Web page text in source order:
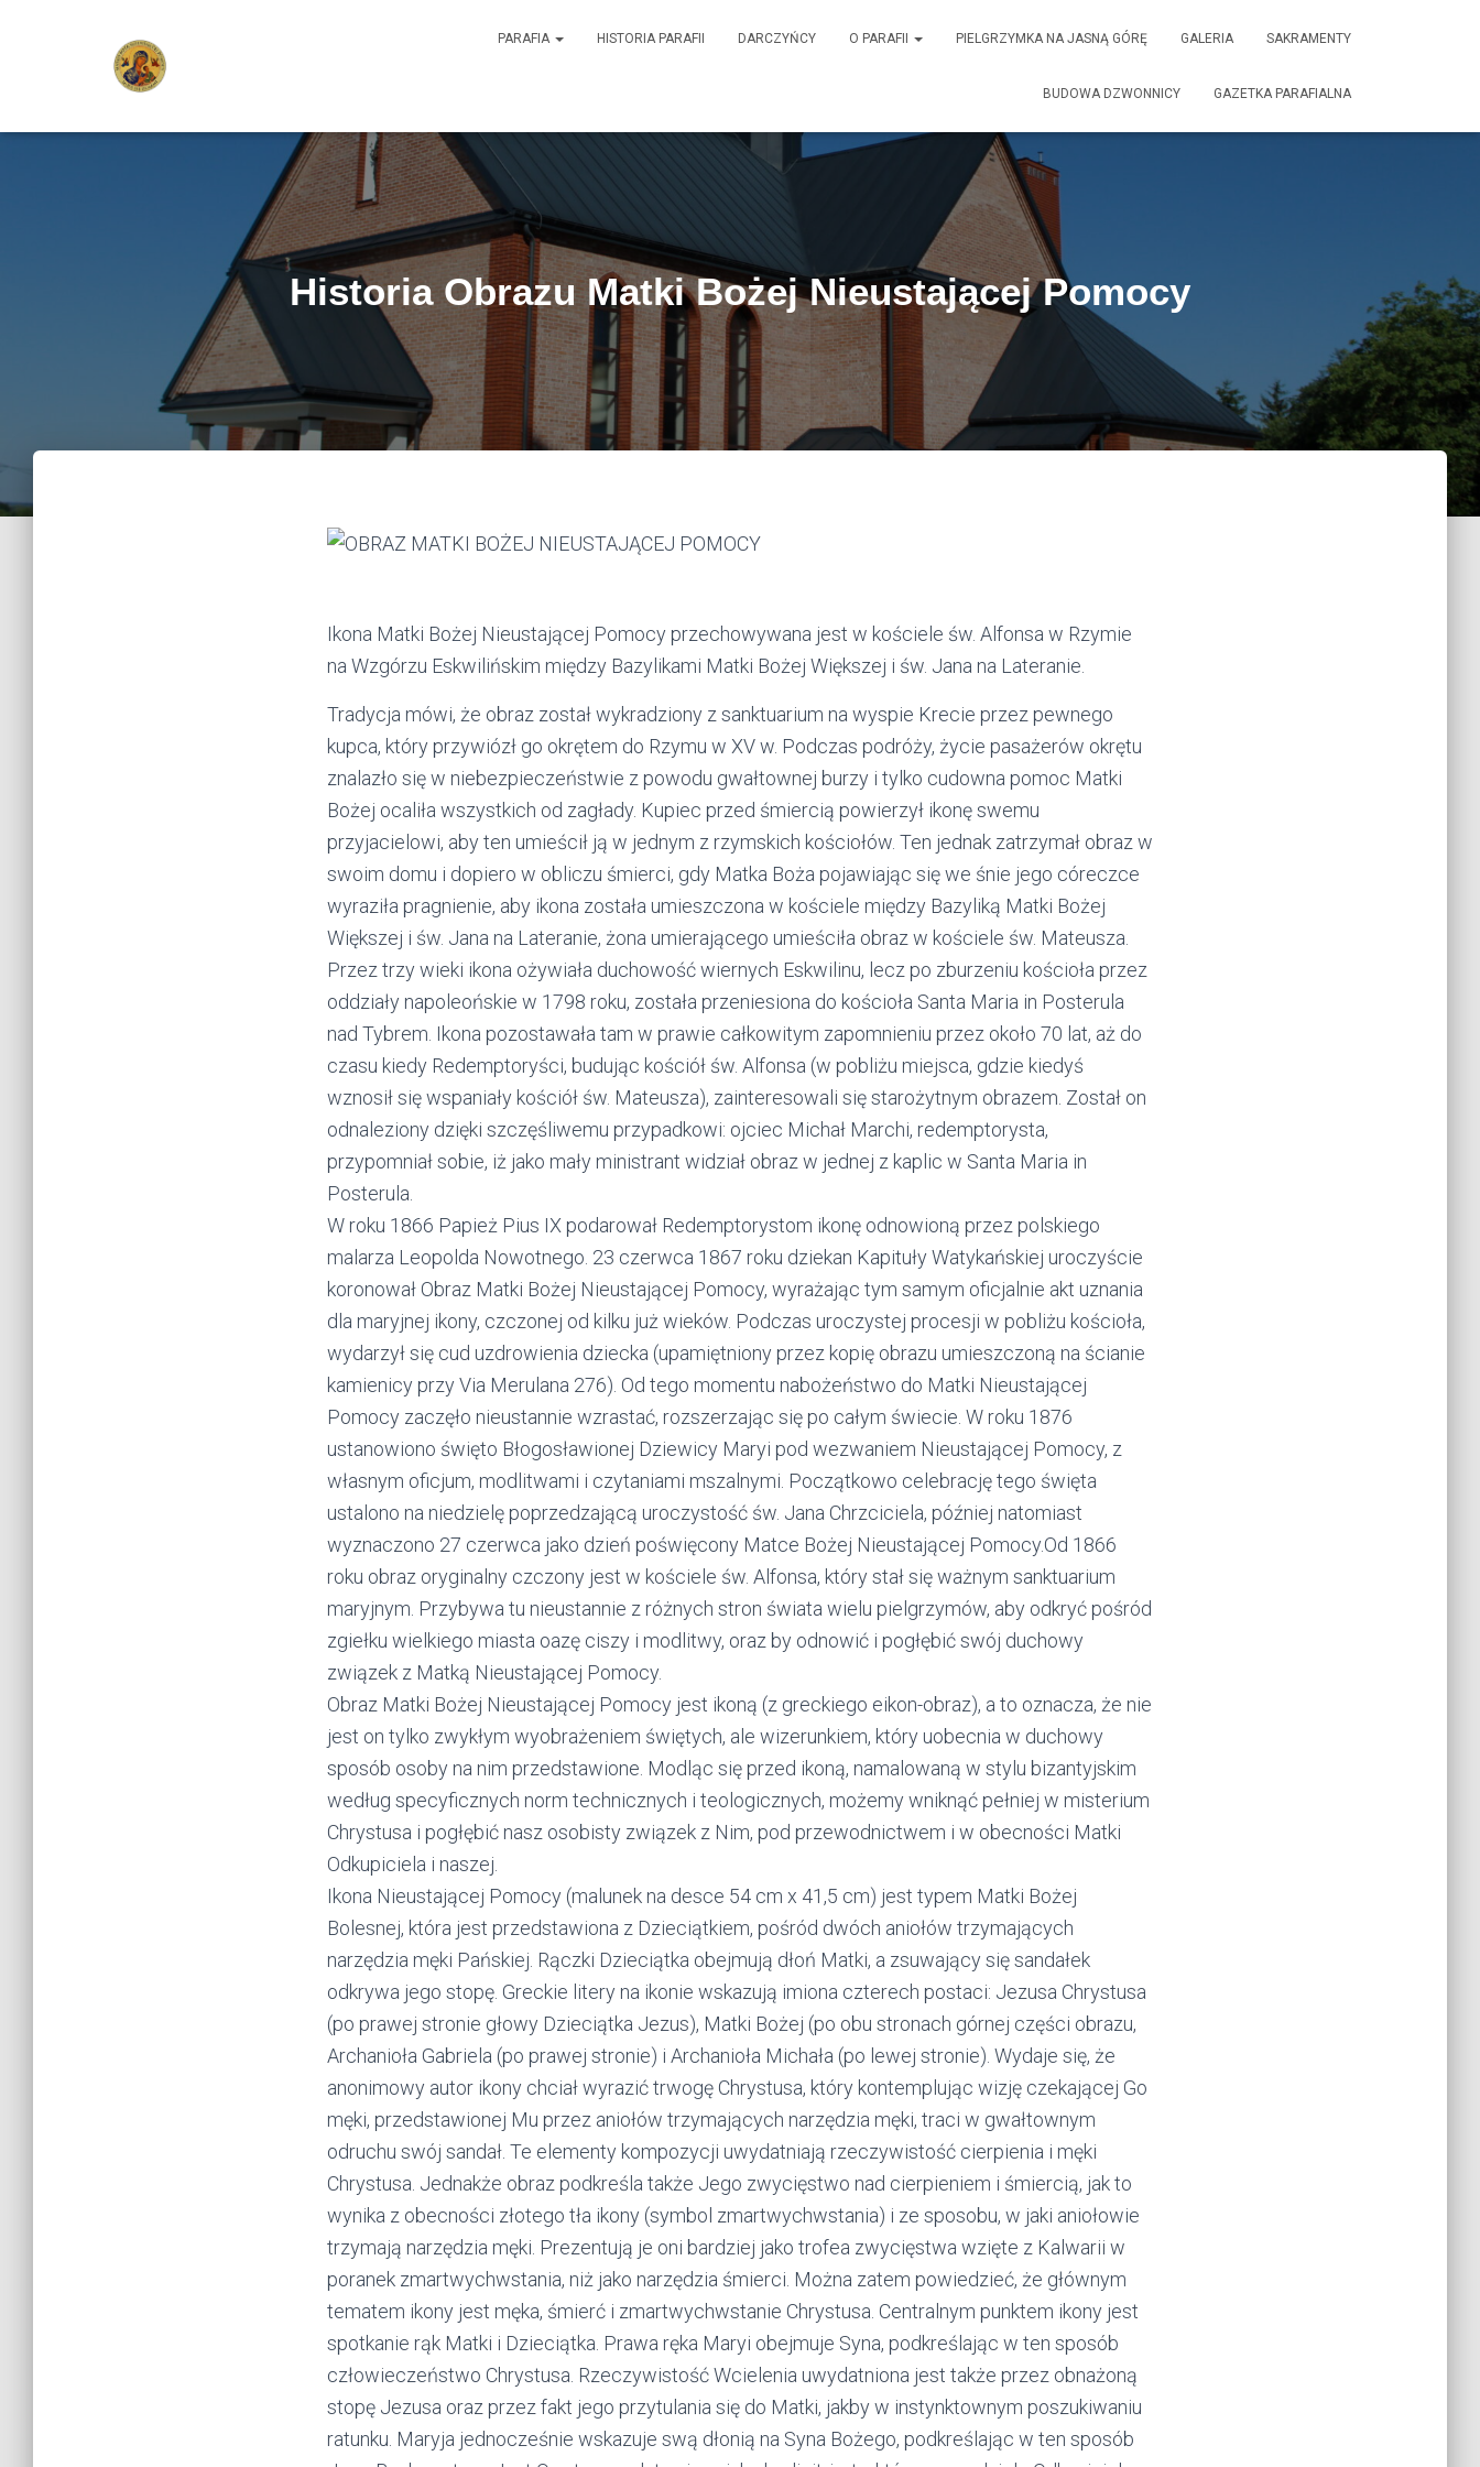
PARAFIA HISTORIA PARAFII DARCZYŃCY O PARAFII PIELGRZYMKA NA JASNĄ GÓRĘ GALERIA SAKRAMENTY
BUDOWA DZWONNICY GAZETKA PARAFIALNA
Historia Obrazu Matki Bożej Nieustającej Pomocy
Ikona Matki Bożej Nieustającej Pomocy przechowywana jest w kościele św. Alfonsa w Rzymie
na Wzgórzu Eskwilińskim między Bazylikami Matki Bożej Większej i św. Jana na Lateranie.
Tradycja mówi, że obraz został wykradziony z sanktuarium na wyspie Krecie przez pewnego
kupca, który przywiózł go okrętem do Rzymu w XV w. Podczas podróży, życie pasażerów okrętu
znalazło się w niebezpieczeństwie z powodu gwałtownej burzy i tylko cudowna pomoc Matki
Bożej ocaliła wszystkich od zagłady. Kupiec przed śmiercią powierzył ikonę swemu
przyjacielowi, aby ten umieścił ją w jednym z rzymskich kościołów. Ten jednak zatrzymał obraz w
swoim domu i dopiero w obliczu śmierci, gdy Matka Boża pojawiając się we śnie jego córeczce
wyraziła pragnienie, aby ikona została umieszczona w kościele między Bazyliką Matki Bożej
Większej i św. Jana na Lateranie, żona umierającego umieściła obraz w kościele św. Mateusza.
Przez trzy wieki ikona ożywiała duchowość wiernych Eskwilinu, lecz po zburzeniu kościoła przez
oddziały napoleońskie w 1798 roku, została przeniesiona do kościoła Santa Maria in Posterula
nad Tybrem. Ikona pozostawała tam w prawie całkowitym zapomnieniu przez około 70 lat, aż do
czasu kiedy Redemptoryści, budując kościół św. Alfonsa (w pobliżu miejsca, gdzie kiedyś
wznosił się wspaniały kościół św. Mateusza), zainteresowali się starożytnym obrazem. Został on
odnaleziony dzięki szczęśliwemu przypadkowi: ojciec Michał Marchi, redemptorysta,
przypomniał sobie, iż jako mały ministrant widział obraz w jednej z kaplic w Santa Maria in
Posterula.
W roku 1866 Papież Pius IX podarował Redemptorystom ikonę odnowioną przez polskiego
malarza Leopolda Nowotnego. 23 czerwca 1867 roku dziekan Kapituły Watykańskiej uroczyście
koronował Obraz Matki Bożej Nieustającej Pomocy, wyrażając tym samym oficjalnie akt uznania
dla maryjnej ikony, czczonej od kilku już wieków. Podczas uroczystej procesji w pobliżu kościoła,
wydarzył się cud uzdrowienia dziecka (upamiętniony przez kopię obrazu umieszczoną na ścianie
kamienicy przy Via Merulana 276). Od tego momentu nabożeństwo do Matki Nieustającej
Pomocy zaczęło nieustannie wzrastać, rozszerzając się po całym świecie. W roku 1876
ustanowiono święto Błogosławionej Dziewicy Maryi pod wezwaniem Nieustającej Pomocy, z
własnym oficjum, modlitwami i czytaniami mszalnymi. Początkowo celebrację tego święta
ustalono na niedzielę poprzedzającą uroczystość św. Jana Chrzciciela, później natomiast
wyznaczono 27 czerwca jako dzień poświęcony Matce Bożej Nieustającej Pomocy.Od 1866
roku obraz oryginalny czczony jest w kościele św. Alfonsa, który stał się ważnym sanktuarium
maryjnym. Przybywa tu nieustannie z różnych stron świata wielu pielgrzymów, aby odkryć pośród
zgiełku wielkiego miasta oazę ciszy i modlitwy, oraz by odnowić i pogłębić swój duchowy
związek z Matką Nieustającej Pomocy.
Obraz Matki Bożej Nieustającej Pomocy jest ikoną (z greckiego eikon-obraz), a to oznacza, że nie
jest on tylko zwykłym wyobrażeniem świętych, ale wizerunkiem, który uobecnia w duchowy
sposób osoby na nim przedstawione. Modląc się przed ikoną, namalowaną w stylu bizantyjskim
według specyficznych norm technicznych i teologicznych, możemy wniknąć pełniej w misterium
Chrystusa i pogłębić nasz osobisty związek z Nim, pod przewodnictwem i w obecności Matki
Odkupiciela i naszej.
Ikona Nieustającej Pomocy (malunek na desce 54 cm x 41,5 cm) jest typem Matki Bożej
Bolesnej, która jest przedstawiona z Dzieciątkiem, pośród dwóch aniołów trzymających
narzędzia męki Pańskiej. Rączki Dzieciątka obejmują dłoń Matki, a zsuwający się sandałek
odkrywa jego stopę. Greckie litery na ikonie wskazują imiona czterech postaci: Jezusa Chrystusa
(po prawej stronie głowy Dzieciątka Jezus), Matki Bożej (po obu stronach górnej części obrazu,
Archanioła Gabriela (po prawej stronie) i Archanioła Michała (po lewej stronie). Wydaje się, że
anonimowy autor ikony chciał wyrazić trwogę Chrystusa, który kontemplując wizję czekającej Go
męki, przedstawionej Mu przez aniołów trzymających narzędzia męki, traci w gwałtownym
odruchu swój sandał. Te elementy kompozycji uwydatniają rzeczywistość cierpienia i męki
Chrystusa. Jednakże obraz podkreśla także Jego zwycięstwo nad cierpieniem i śmiercią, jak to
wynika z obecności złotego tła ikony (symbol zmartwychwstania) i ze sposobu, w jaki aniołowie
trzymają narzędzia męki. Prezentują je oni bardziej jako trofea zwycięstwa wzięte z Kalwarii w
poranek zmartwychwstania, niż jako narzędzia śmierci. Można zatem powiedzieć, że głównym
tematem ikony jest męka, śmierć i zmartwychwstanie Chrystusa. Centralnym punktem ikony jest
spotkanie rąk Matki i Dzieciątka. Prawa ręka Maryi obejmuje Syna, podkreślając w ten sposób
człowieczeństwo Chrystusa. Rzeczywistość Wcielenia uwydatniona jest także przez obnażoną
stopę Jezusa oraz przez fakt jego przytulania się do Matki, jakby w instynktownym poszukiwaniu
ratunku. Maryja jednocześnie wskazuje swą dłonią na Syna Bożego, podkreślając w ten sposób